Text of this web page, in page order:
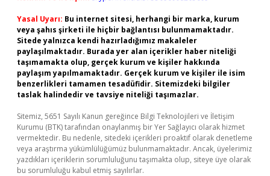
Yasal Uyarı: Bu internet sitesi, herhangi bir marka, kurum
veya şahıs şirketi ile hiçbir bağlantısı bulunmamaktadır.
Sitede yalnızca kendi hazırladığımız makaleler
paylaşılmaktadır. Burada yer alan içerikler haber niteliği
taşımamakta olup, gerçek kurum ve kişiler hakkında
paylaşım yapılmamaktadır. Gerçek kurum ve kişiler ile isim
benzerlikleri tamamen tesadüfidir. Sitemizdeki bilgiler
taslak halindedir ve tavsiye niteliği taşımazlar.
Sitemiz, 5651 Sayılı Kanun gereğince Bilgi Teknolojileri ve İletişim
Kurumu (BTK) tarafından onaylanmış bir Yer Sağlayıcı olarak hizmet
vermektedir. Bu nedenle, sitedeki içerikleri proaktif olarak denetleme
veya araştırma yükümlülüğümüz bulunmamaktadır. Ancak, üyelerimiz
yazdıkları içeriklerin sorumluluğunu taşımakta olup, siteye üye olarak
bu sorumluluğu kabul etmiş sayılırlar.